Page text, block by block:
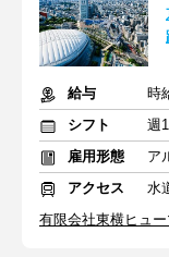
給与
時
シフト
雇用形態
ア
アクセス
水
有限会社東横ヒュ